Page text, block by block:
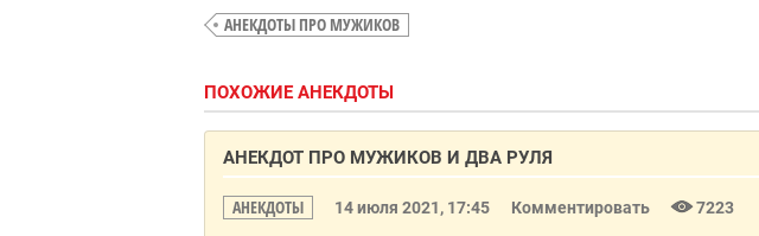
АНЕКДОТЫ ПРО МУЖИКОВ
ПОХОЖИЕ АНЕКДОТЫ
АНЕКДОТ ПРО МУЖИКОВ И ДВА РУЛЯ
АНЕКДОТЫ 14 июля 2021, 17:45 Комментировать 7223